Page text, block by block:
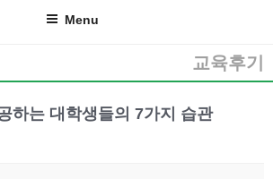
Menu
교육후기
하는 대학생들의 7가지 습관